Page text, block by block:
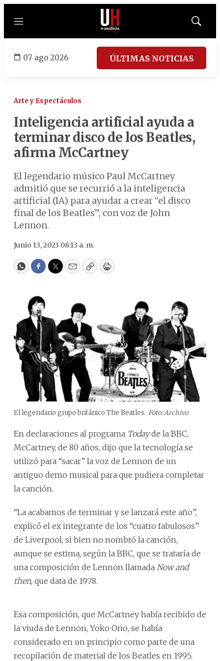
Menú
Mostrar
07 ago 2026 ÚLTIMAS NOTICIAS
Arte y Espectáculos
Inteligencia artificial ayuda a
terminar disco de los Beatles,
afirma McCartney
El legendario músico Paul McCartney
admitió que se recurrió a la inteligencia
artificial (IA) para ayudar a crear “el disco
final de los Beatles”, con voz de John
Lennon.
Junio 13, 2023 08:13 a. m.
WhatsApp
Facebook
Twitter
EmailCopyPrint
El legendario grupo británico The Beatles. Foto: Archivo
En declaraciones al programa Todayde la BBC,
McCartney, de 80 años, dijo que la tecnología se
utilizó para “sacar” la voz de Lennon de un
antiguo demo musical para que pudiera completar
la canción.
“La acabamos de terminar y se lanzará este año”,
explicó el ex integrante de los “cuatro fabulosos”
de Liverpool, si bien no nombró la canción,
aunque se estima, según la BBC, que se trataría de
una composición de Lennon llamada Now and
then, que data de 1978.
Esa composición, que McCartney había recibido de
la viuda de Lennon, Yoko Ono, se había
considerado en un principio como parte de una
recopilación de material de los Beatles en 1995.